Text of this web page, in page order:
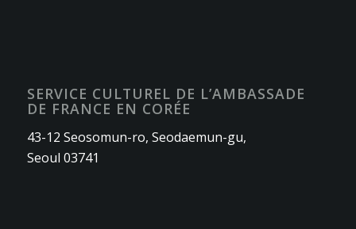
SERVICE CULTUREL DE L’AMBASSADE
DE FRANCE EN CORÉE
43-12 Seosomun-ro, Seodaemun-gu,
Seoul 03741